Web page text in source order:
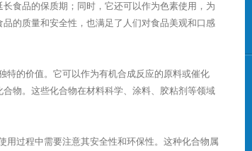
食品的保质期；同时，它还可以作为色素使用，为
的质量和安全性，也满足了人们对食品美观和口感
特的价值。它可以作为有机合成反应的原料或催化
物。这些化合物在材料科学、涂料、胶粘剂等领域
用过程中需要注意其安全性和环保性。这种化合物属